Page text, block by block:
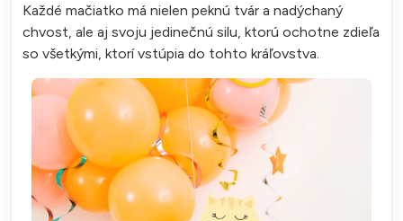
Každé mačiatko má nielen peknú tvár a nadýchaný
chvost, ale aj svoju jedinečnú silu, ktorú ochotne zdieľa
so všetkými, ktorí vstúpia do tohto kráľovstva.